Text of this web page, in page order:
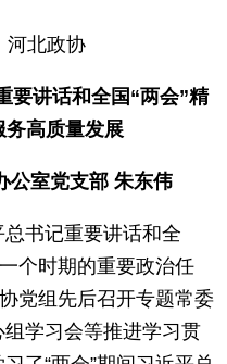
河北政协
要讲话和全国“两会”精
务高质量发展
室党支部 朱东伟
书记重要讲话和全
个时期的重要政治任
党组先后召开专题常委
学习会等推进学习贯